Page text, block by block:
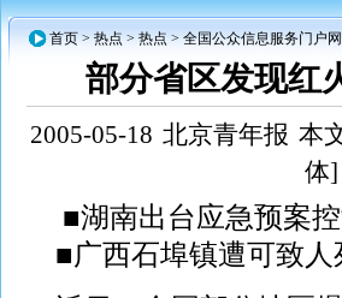
首页 > 热点 > 热点 > 全国公众信息服务门户
部分省区发现红
2005-05-18 北京青年报 本
体]
■湖南出台应急预案
■广西石埠镇遭可致